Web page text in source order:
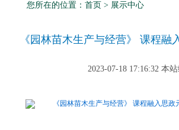
您所在的位置： 首页 > 展示中心
《园林苗木生产与经营》 课程融
2023-07-18 17:16:32 本
《园林苗木生产与经营》 课程融入思政